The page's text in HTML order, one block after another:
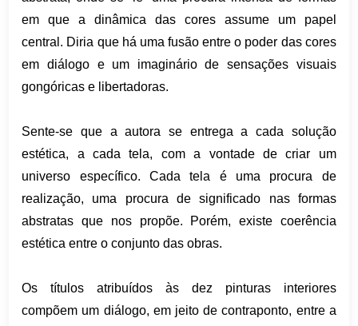
em que a dinâmica das cores assume um papel
central. Diria que há uma fusão entre o poder das cores
em diálogo e um imaginário de sensações visuais
gongóricas e libertadoras.
Sente-se que a autora se entrega a cada solução
estética, a cada tela, com a vontade de criar um
universo específico. Cada tela é uma procura de
realização, uma procura de significado nas formas
abstratas que nos propõe. Porém, existe coerência
estética entre o conjunto das obras.
Os títulos atribuídos às dez pinturas interiores
compõem um diálogo, em jeito de contraponto, entre a